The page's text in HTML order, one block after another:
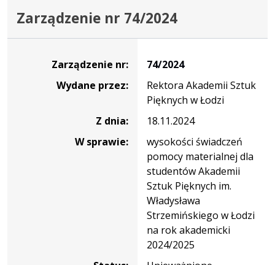
Zarządzenie nr 74/2024
Zarządzenie nr:
74/2024
Wydane przez:
Rektora Akademii Sztuk
Pięknych w Łodzi
Z dnia:
18.11.2024
W sprawie:
wysokości świadczeń
pomocy materialnej dla
studentów Akademii
Sztuk Pięknych im.
Władysława
Strzemińskiego w Łodzi
na rok akademicki
2024/2025